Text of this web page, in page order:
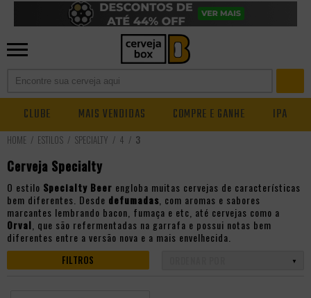
CLUBE MAIS VENDIDAS COMPRE E GANHE IPA
ESTILOS SPECIALTY 4 3
Cerveja Specialty
O estilo Specialty Beer engloba muitas cervejas de características
bem diferentes. Desde defumadas , com aromas e sabores
marcantes lembrando bacon, fumaça e etc, até cervejas como a
Orval , que são refermentadas na garrafa e possui notas bem
diferentes entre a versão nova e a mais envelhecida.
FILTROS